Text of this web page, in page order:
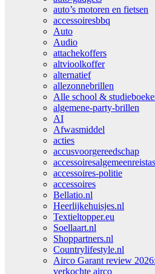
auto’s motoren en fietsen
accessoiresbbq
Auto
Audio
attachekoffers
altvioolkoffer
alternatief
allezonnebrillen
Alle school &
algemene-party-brillen
AI
Afwasmiddel
acties
accusvoorgereedschap
accessoires-politie
accessoires
Bellatio.nl
Heerlijkehuisjes.nl
Textieltopper.eu
Soellaart.nl
Shoppartners.nl
Countrylifestyle.nl
Airco Garant review
verkochte airco